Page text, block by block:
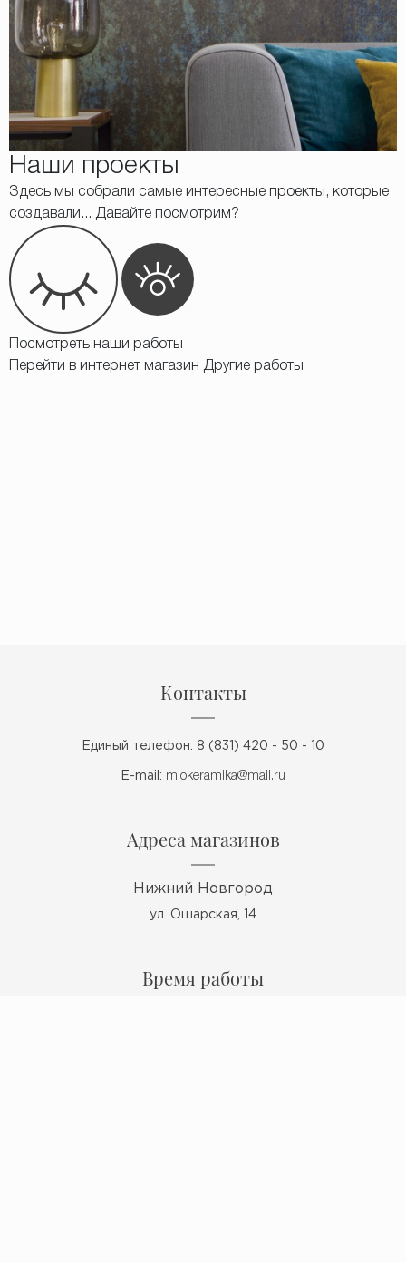
Наши проекты
Здесь мы собрали самые интересные проекты, которые
создавали... Давайте посмотрим?
Посмотреть наши работы
Перейти в интернет магазин Другие работы
Контакты
Единый телефон: 8 (831) 420 - 50 - 10
E-mail: miokeramika@mail.ru
Адреса магазинов
Нижний Новгород
ул. Ошарская, 14
Время работы